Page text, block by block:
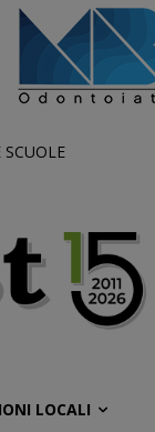
SCUOLE
LOCALI